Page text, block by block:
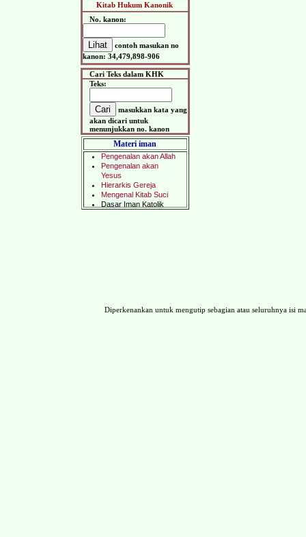
Kitab Hukum Kanonik
No. kanon:
contoh masukan no
kanon: 34,479,898-906
Cari Teks dalam KHK
Teks:
masukkan kata yang
akan dicari untuk
menunjukkan no. kanon
Materi iman
Diperkenankan untuk mengutip sebagian atau seluruhnya isi